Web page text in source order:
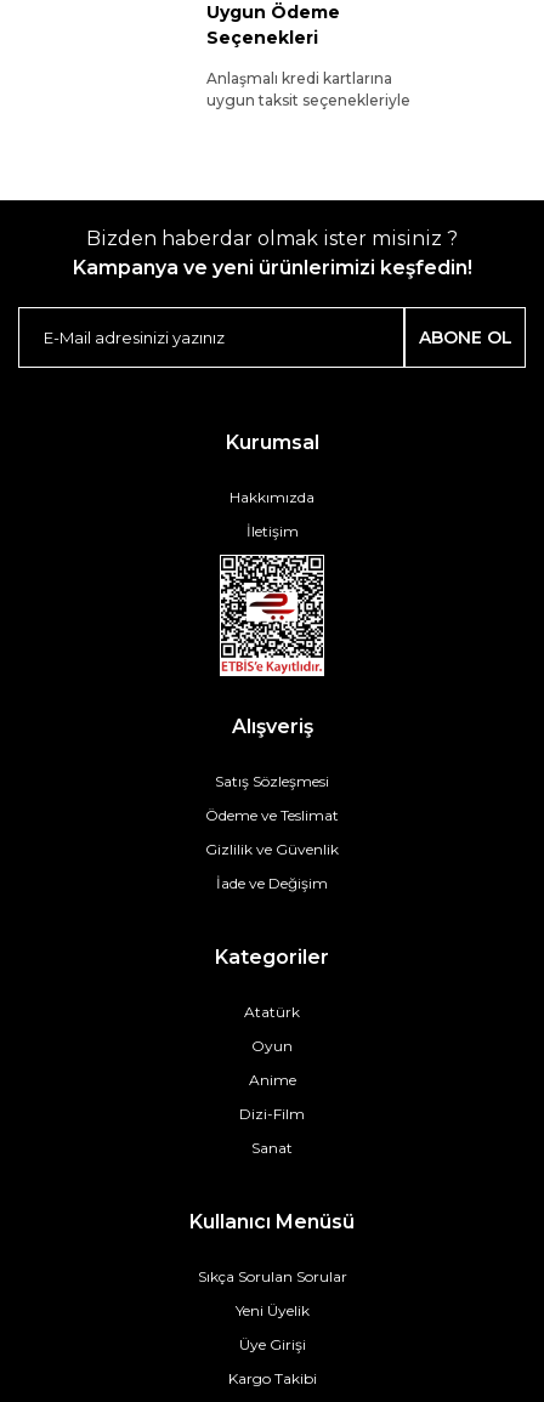
Uygun Ödeme
Seçenekleri
Anlaşmalı kredi kartlarına
uygun taksit seçenekleriyle
Bizden haberdar olmak ister misiniz ?
Kampanya ve yeni ürünlerimizi keşfedin!
ABONE OL
Kurumsal
Hakkımızda
İletişim
Alışveriş
Satış Sözleşmesi
Ödeme ve Teslimat
Gizlilik ve Güvenlik
İade ve Değişim
Kategoriler
Atatürk
Oyun
Anime
Dizi-Film
Sanat
Kullanıcı Menüsü
Sıkça Sorulan Sorular
Yeni Üyelik
Üye Girişi
Kargo Takibi